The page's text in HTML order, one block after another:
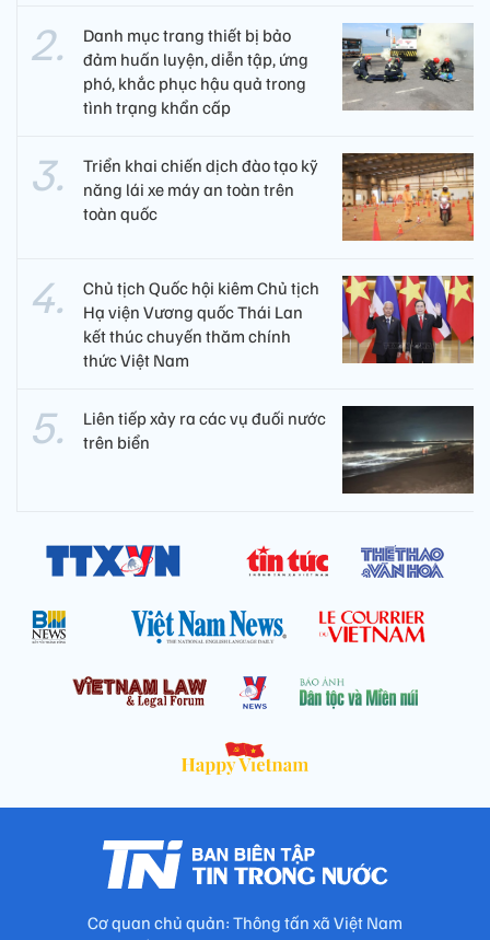
Danh mục trang thiết bị bảo
đảm huấn luyện, diễn tập, ứng
phó, khắc phục hậu quả trong
tình trạng khẩn cấp
Triển khai chiến dịch đào tạo kỹ
năng lái xe máy an toàn trên
toàn quốc
Chủ tịch Quốc hội kiêm Chủ tịch
Hạ viện Vương quốc Thái Lan
kết thúc chuyến thăm chính
thức Việt Nam
Liên tiếp xảy ra các vụ đuối nước
trên biển
Cơ quan chủ quản: Thông tấn xã Việt Nam